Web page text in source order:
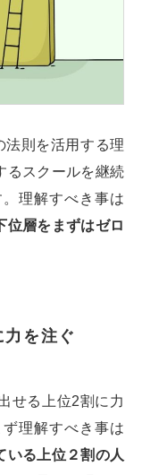
法則を活用する理
るスクールを継続
理解すべき事は
位層をまずはゼロ
を注ぐ
せる上位2割に力
理解すべき事は
いる上位２割の人